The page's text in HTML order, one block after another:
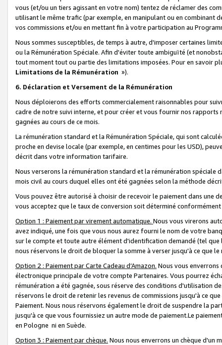
vous (et/ou un tiers agissant en votre nom) tentez de réclamer des
utilisant le même trafic (par exemple, en manipulant ou en combinant
vos commissions et/ou en mettant fin à votre participation au
Nous sommes susceptibles, de temps à autre, d'imposer certaines
ou la Rémunération Spéciale. Afin d'éviter toute ambiguïté (et
tout moment tout ou partie des limitations imposées. Pour en savoir
Limitations de la Rémunération »).
6. Déclaration et Versement de la Rémunération
Nous déploierons des efforts commercialement raisonnables pour
cadre de notre suivi interne, et pour créer et vous fournir nos
gagnées au cours de ce mois.
La rémunération standard et la Rémunération Spéciale, qui sont
proche en devise locale (par exemple, en centimes pour les USD),
décrit dans votre information tarifaire.
Nous verserons la rémunération standard et la rémunération spéciale
mois civil au cours duquel elles ont été gagnées selon la méthode
Vous pouvez être autorisé à choisir de recevoir le paiement dans une
vous acceptez que le taux de conversion soit déterminé
Option 1 : Paiement par virement automatique. Nous vous virerons
avez indiqué, une fois que vous nous aurez fourni le nom de votre
sur le compte et toute autre élément d'identification demandé (tel que
nous réservons le droit de bloquer la somme à verser jusqu'à ce que
Option 2 : Paiement par Carte Cadeau d’Amazon. Nous vous
électronique principale de votre compte Partenaires. Vous pourrez
rémunération a été gagnée, sous réserve des conditions d'utilisation
réservons le droit de retenir les revenus de commissions jusqu'à ce
Paiement. Nous nous réservons également le droit de suspendre la
jusqu'à ce que vous fournissiez un autre mode de paiement.Le
en Pologne ni en Suède.
Option 3 : Paiement par chèque. Nous nous enverrons un chèque d'un